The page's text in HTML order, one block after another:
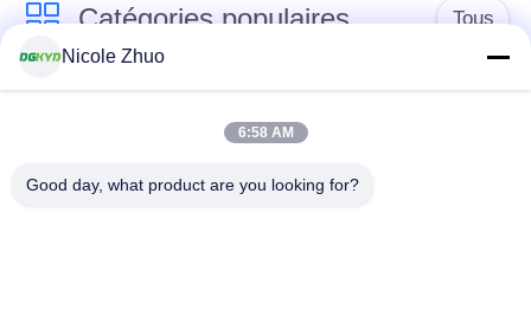
Catégories populaires Tous
connecteur de
connecteur protégé
par rj45
Connecteurs
Nicole Zhuo
6:58 AM
Good day, what product are you looking for?